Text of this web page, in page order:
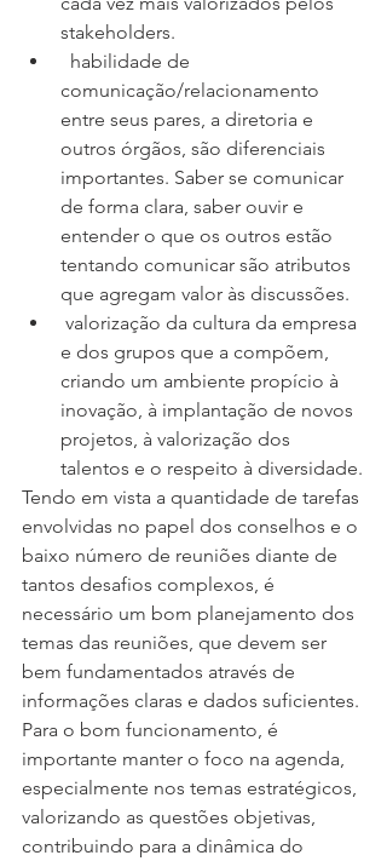
stakeholders.
comunicação/relacionamento
entre seus pares, a diretoria e
outros órgãos, são diferenciais
importantes. Saber se comunicar
de forma clara, saber ouvir e
entender o que os outros estão
tentando comunicar são atributos
que agregam valor às discussões.
e dos grupos que a compõem,
criando um ambiente propício à
inovação, à implantação de novos
projetos, à valorização dos
talentos e o respeito à diversidade.
Tendo em vista a quantidade de tarefas
envolvidas no papel dos conselhos e o
baixo número de reuniões diante de
tantos desafios complexos, é
necessário um bom planejamento dos
temas das reuniões, que devem ser
bem fundamentados através de
informações claras e dados suficientes.
Para o bom funcionamento, é
importante manter o foco na agenda,
especialmente nos temas estratégicos,
valorizando as questões objetivas,
contribuindo para a dinâmica do